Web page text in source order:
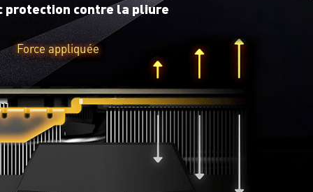
protection contre la pliure
Force appliquée